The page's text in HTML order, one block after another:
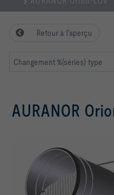
Retour à l'aperçu
Changement %{séries} type
AURANOR